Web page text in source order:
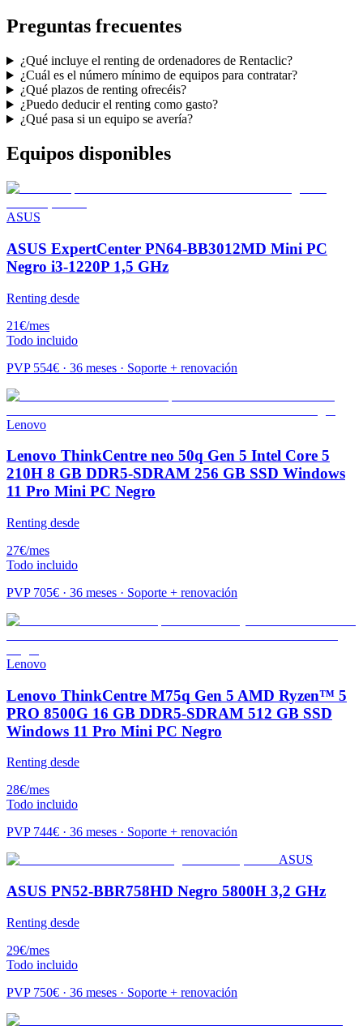
Preguntas frecuentes
¿Qué incluye el renting de ordenadores de Rentaclic?
¿Cuál es el número mínimo de equipos para contratar?
¿Qué plazos de renting ofrecéis?
¿Puedo deducir el renting como gasto?
¿Qué pasa si un equipo se avería?
Equipos disponibles
ASUS
ASUS ExpertCenter PN64-BB3012MD Mini PC
Negro i3-1220P 1,5 GHz
Renting desde
21€/mes
Todo incluido
PVP 554€ · 36 meses · Soporte + renovación
Lenovo
Lenovo ThinkCentre neo 50q Gen 5 Intel Core 5
210H 8 GB DDR5-SDRAM 256 GB SSD Windows
11 Pro Mini PC Negro
Renting desde
27€/mes
Todo incluido
PVP 705€ · 36 meses · Soporte + renovación
Lenovo
Lenovo ThinkCentre M75q Gen 5 AMD Ryzen™ 5
PRO 8500G 16 GB DDR5-SDRAM 512 GB SSD
Windows 11 Pro Mini PC Negro
Renting desde
28€/mes
Todo incluido
PVP 744€ · 36 meses · Soporte + renovación
ASUS
ASUS PN52-BBR758HD Negro 5800H 3,2 GHz
Renting desde
29€/mes
Todo incluido
PVP 750€ · 36 meses · Soporte + renovación